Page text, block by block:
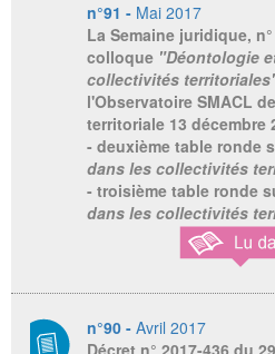
n°91 - Mai 2017
La Semaine juridique,
colloque "Déontologie
collectivités
l'Observatoire SMACL
territoriale 13 décembre
- deuxième table ronde
dans les collectivités
- troisième table ronde
dans les collectivités
n°90 - Avril 2017